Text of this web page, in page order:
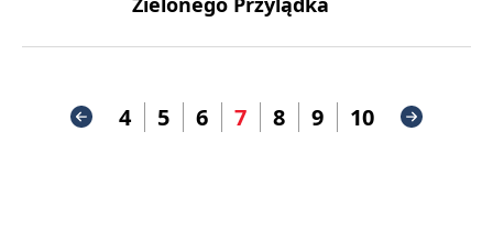
4 5 6 7 8 9 10